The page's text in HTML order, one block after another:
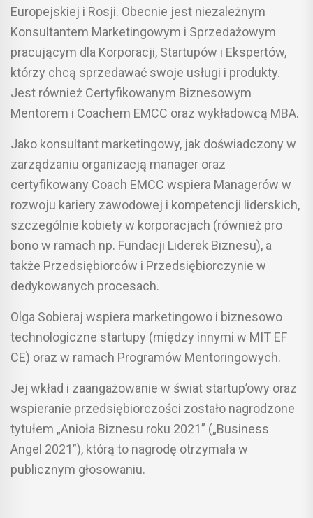
Europejskiej i Rosji. Obecnie jest niezależnym
Konsultantem Marketingowym i Sprzedażowym
pracującym dla Korporacji, Startupów i Ekspertów,
którzy chcą sprzedawać swoje usługi i produkty.
Jest również Certyfikowanym Biznesowym
Mentorem i Coachem EMCC oraz wykładowcą MBA.
Jako konsultant marketingowy, jak doświadczony w
zarządzaniu organizacją manager oraz
certyfikowany Coach EMCC wspiera Managerów w
rozwoju kariery zawodowej i kompetencji liderskich,
szczególnie kobiety w korporacjach (również pro
bono w ramach np. Fundacji Liderek Biznesu), a
także Przedsiębiorców i Przedsiębiorczynie w
dedykowanych procesach.
Olga Sobieraj wspiera marketingowo i biznesowo
technologiczne startupy (między innymi w MIT EF
CE) oraz w ramach Programów Mentoringowych.
Jej wkład i zaangażowanie w świat startup’owy oraz
wspieranie przedsiębiorczości zostało nagrodzone
tytułem „Anioła Biznesu roku 2021” („Business
Angel 2021”), którą to nagrodę otrzymała w
publicznym głosowaniu.